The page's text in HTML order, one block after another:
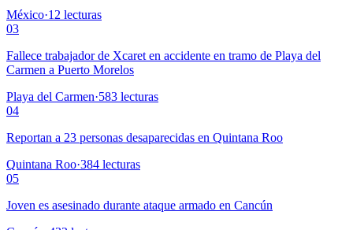
México·12 lecturas
03
Fallece trabajador de Xcaret en accidente en tramo de Playa del
Carmen a Puerto Morelos
Playa del Carmen·583 lecturas
04
Reportan a 23 personas desaparecidas en Quintana Roo
Quintana Roo·384 lecturas
05
Joven es asesinado durante ataque armado en Cancún